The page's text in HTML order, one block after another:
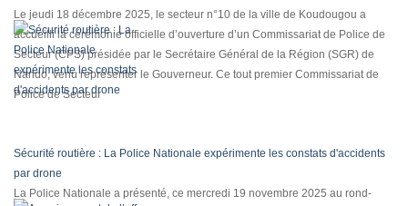
Le jeudi 18 décembre 2025, le secteur n°10 de la ville de Koudougou a
accueilli la cérémonie officielle d’ouverture d’un Commissariat de Police de
Secteur (CPS) présidée par le Secrétaire Général de la Région (SGR) de
Nando, venu représenter le Gouverneur. Ce tout premier Commissariat de
Police de Secteur
Sécurité routière : La Police Nationale expérimente les constats d'accidents
par drone
La Police Nationale a présenté, ce mercredi 19 novembre 2025 au rond-